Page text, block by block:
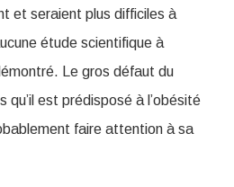
et seraient plus difficiles à
étude scientifique à
Le gros défaut du
qu’il est prédisposé à l’obésité
faire attention à sa